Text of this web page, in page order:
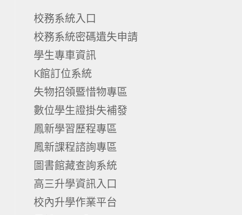
校務系統入口
校務系統密碼遺失申請
學生專車資訊
K館訂位系統
失物招領暨惜物專區
數位學生證掛失補發
鳳新學習歷程專區
鳳新課程諮詢專區
圖書館藏查詢系統
高三升學資訊入口
校內升學作業平台